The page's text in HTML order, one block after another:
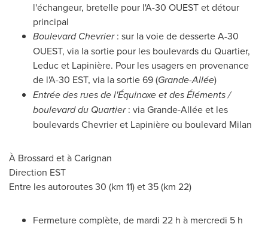
l'échangeur, bretelle pour l'A-30 OUEST et détour
principal
Boulevard Chevrier: sur la voie de desserte A-30
OUEST, via la sortie pour les boulevards du Quartier,
Leducet Lapinière. Pour les usagers en provenance
de l'A-30 EST, via la sortie 69 (Grande-Allée)
Entrée des rues de l'Équinoxe et des Éléments /
boulevard du Quartier: via Grande-Allée et les
boulevards Chevrier et Lapinière ou boulevard Milan
À Brossard et àCarignan
Direction EST
Entre les autoroutes 30 (km 11) et 35 (km 22)
Fermeture complète, de mardi 22 h à mercredi 5 h